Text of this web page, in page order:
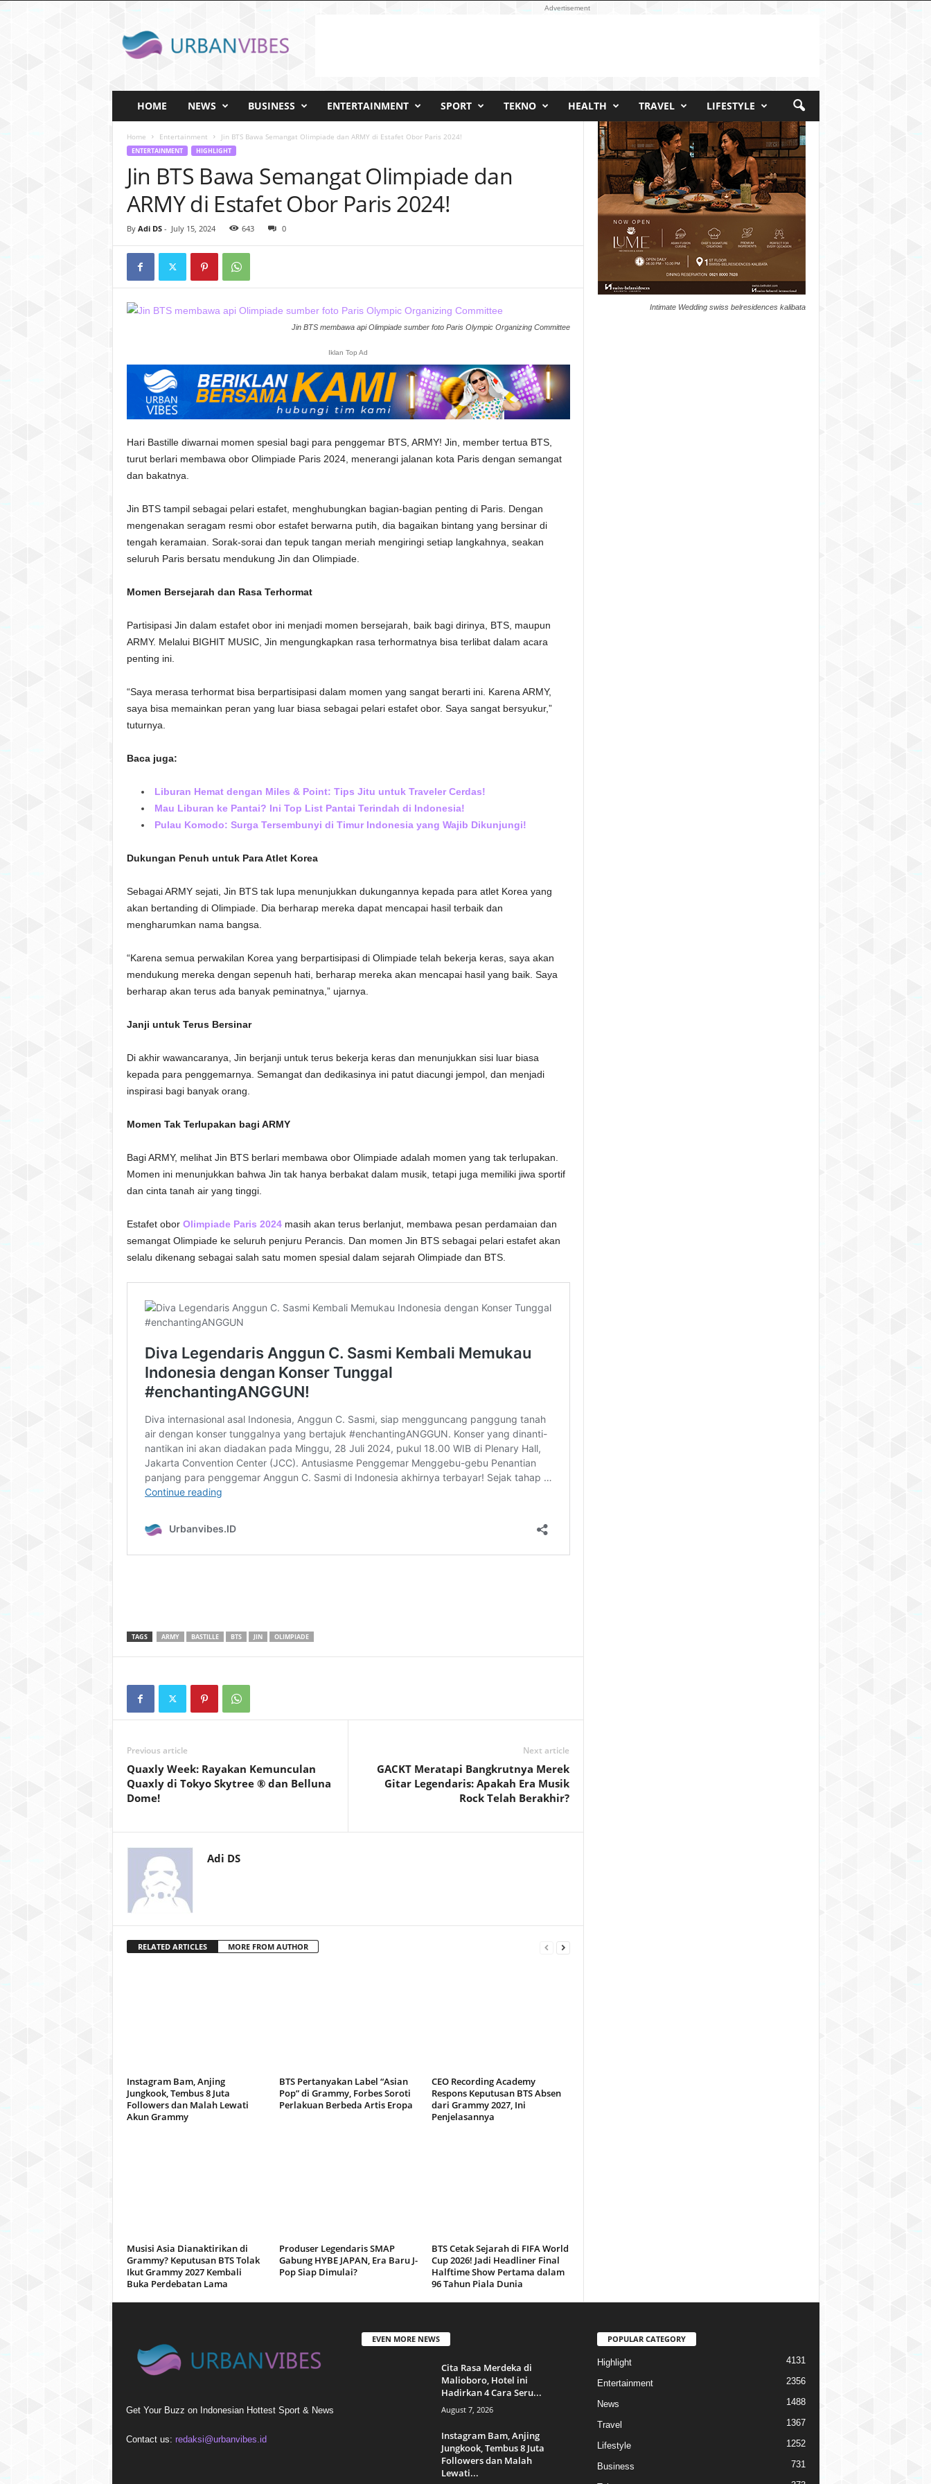
Advertisement
HOME NEWS BUSINESS ENTERTAINMENT SPORT TEKNO HEALTH TRAVEL LIFESTYLE
Home Entertainment Jin BTS Bawa Semangat Olimpiade dan ARMY di Estafet Obor Paris 2024!
ENTERTAINMENT HIGHLIGHT
Jin BTS Bawa Semangat Olimpiade dan
ARMY di Estafet Obor Paris 2024!
By Adi DS- July 15, 2024 643 0
Jin BTS membawa api Olimpiade sumber foto Paris Olympic Organizing Committee
Iklan Top Ad
Hari Bastille diwarnai momen spesial bagi para penggemar BTS, ARMY! Jin, member tertua BTS,
turut berlari membawa obor Olimpiade Paris 2024, menerangi jalanan kota Paris dengan semangat
dan bakatnya.
Jin BTS tampil sebagai pelari estafet, menghubungkan bagian-bagian penting di Paris. Dengan
mengenakan seragam resmi obor estafet berwarna putih, dia bagaikan bintang yang bersinar di
tengah keramaian. Sorak-sorai dan tepuk tangan meriah mengiringi setiap langkahnya, seakan
seluruh Paris bersatu mendukung Jin dan Olimpiade.
Momen Bersejarah dan Rasa Terhormat
Partisipasi Jin dalam estafet obor ini menjadi momen bersejarah, baik bagi dirinya, BTS, maupun
ARMY. Melalui BIGHIT MUSIC, Jin mengungkapkan rasa terhormatnya bisa terlibat dalam acara
penting ini.
“Saya merasa terhormat bisa berpartisipasi dalam momen yang sangat berarti ini. Karena ARMY,
saya bisa memainkan peran yang luar biasa sebagai pelari estafet obor. Saya sangat bersyukur,”
tuturnya.
Baca juga:
Liburan Hemat dengan Miles & Point: Tips Jitu untuk Traveler Cerdas!
Mau Liburan ke Pantai? Ini Top List Pantai Terindah di Indonesia!
Pulau Komodo: Surga Tersembunyi di Timur Indonesia yang Wajib Dikunjungi!
Dukungan Penuh untuk Para Atlet Korea
Sebagai ARMY sejati, Jin BTS tak lupa menunjukkan dukungannya kepada para atlet Korea yang
akan bertanding di Olimpiade. Dia berharap mereka dapat mencapai hasil terbaik dan
mengharumkan nama bangsa.
“Karena semua perwakilan Korea yang berpartisipasi di Olimpiade telah bekerja keras, saya akan
mendukung mereka dengan sepenuh hati, berharap mereka akan mencapai hasil yang baik. Saya
berharap akan terus ada banyak peminatnya,” ujarnya.
Janji untuk Terus Bersinar
Di akhir wawancaranya, Jin berjanji untuk terus bekerja keras dan menunjukkan sisi luar biasa
kepada para penggemarnya. Semangat dan dedikasinya ini patut diacungi jempol, dan menjadi
inspirasi bagi banyak orang.
Momen Tak Terlupakan bagi ARMY
Bagi ARMY, melihat Jin BTS berlari membawa obor Olimpiade adalah momen yang tak terlupakan.
Momen ini menunjukkan bahwa Jin tak hanya berbakat dalam musik, tetapi juga memiliki jiwa sportif
dan cinta tanah air yang tinggi.
Estafet obor Olimpiade Paris 2024masih akan terus berlanjut, membawa pesan perdamaian dan
semangat Olimpiade ke seluruh penjuru Perancis. Dan momen Jin BTS sebagai pelari estafet akan
selalu dikenang sebagai salah satu momen spesial dalam sejarah Olimpiade dan BTS.
TAGS ARMY BASTILLE BTS JIN OLIMPIADE
Previous article
Quaxly Week: Rayakan Kemunculan
Quaxly di Tokyo Skytree ® dan Belluna
Dome!
Next article
GACKT Meratapi Bangkrutnya Merek
Gitar Legendaris: Apakah Era Musik
Rock Telah Berakhir?
Adi DS
RELATED ARTICLES MORE FROM AUTHOR
Instagram Bam, Anjing
Jungkook, Tembus 8 Juta
Followers dan Malah Lewati
Akun Grammy
BTS Pertanyakan Label “Asian
Pop” di Grammy, Forbes Soroti
Perlakuan Berbeda Artis Eropa
CEO Recording Academy
Respons Keputusan BTS Absen
dari Grammy 2027, Ini
Penjelasannya
Musisi Asia Dianaktirikan di
Grammy? Keputusan BTS Tolak
Ikut Grammy 2027 Kembali
Buka Perdebatan Lama
Produser Legendaris SMAP
Gabung HYBE JAPAN, Era Baru J-
Pop Siap Dimulai?
BTS Cetak Sejarah di FIFA World
Cup 2026! Jadi Headliner Final
Halftime Show Pertama dalam
96 Tahun Piala Dunia
Intimate Wedding swiss belresidences kalibata
Get Your Buzz on Indonesian Hottest Sport & News
Contact us: redaksi@urbanvibes.id
EVEN MORE NEWS
Cita Rasa Merdeka di
Malioboro, Hotel ini
Hadirkan 4 Cara Seru...
August 7, 2026
Instagram Bam, Anjing
Jungkook, Tembus 8 Juta
Followers dan Malah
Lewati...
POPULAR CATEGORY
Highlight 4131
Entertainment 2356
News 1488
Travel 1367
Lifestyle 1252
Business 731